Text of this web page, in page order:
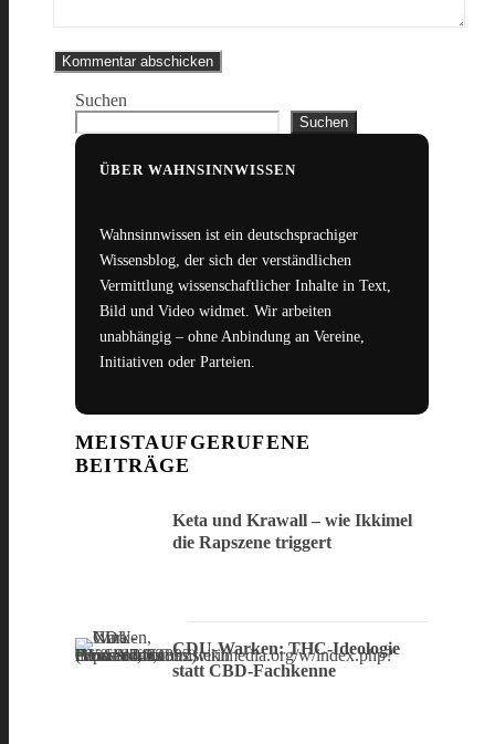
Suchen
Suchen
ÜBER WAHNSINNWISSEN
Wahnsinnwissen ist ein deutschsprachiger
Wissensblog, der sich der verständlichen
Vermittlung wissenschaftlicher Inhalte in Text,
Bild und Video widmet. Wir arbeiten
unabhängig – ohne Anbindung an Vereine,
Initiativen oder Parteien.
MEISTAUFGERUFENE
BEITRÄGE
Keta und Krawall – wie Ikkimel
die Rapszene triggert
CDU-Warken: THC-Ideologie
statt CBD-Fachkenne